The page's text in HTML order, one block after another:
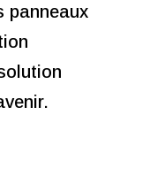
panneaux